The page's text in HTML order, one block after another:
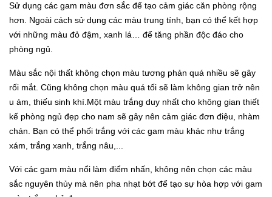
Sử dụng các gam màu đơn sắc để tạo cảm giác căn phòng rộng
hơn. Ngoài cách sử dụng các màu trung tính, bạn có thể kết hợp
với những màu đỏ đậm, xanh lá… để tăng phần độc đáo cho
phòng ngủ.
Màu sắc nội thất không chọn màu tương phản quá nhiều sẽ gây
rối mắt. Cũng không chọn màu quá tối sẽ làm không gian trở nên
u ám, thiếu sinh khí.Một màu trắng duy nhất cho không gian thiết
kế phòng ngủ đẹp cho nam sẽ gây nên cảm giác đơn điệu, nhàm
chán. Bạn có thể phối trắng với các gam màu khác như trắng
xám, trắng xanh, trắng nâu,...
Với các gam màu nổi làm điểm nhấn, không nên chọn các màu
sắc nguyên thủy mà nên pha nhạt bớt để tạo sự hòa hợp với gam